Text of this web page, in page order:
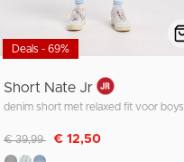
Deals - 69%
Short Nate Jr
denim short met relaxed fit voor boys
Afgeprijsd van
€ 39,99 naar
€ 12,50